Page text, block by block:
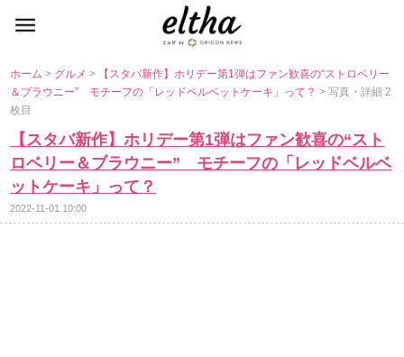
ホーム> グルメ>
【スタバ新作】ホリデー第1弾はファン歓喜の“ストロベリー
＆ブラウニー” モチーフの「レッドベルベットケーキ」って？> 写真・詳細 2
枚目
【スタバ新作】ホリデー第1弾はファン歓喜の“スト
ロベリー＆ブラウニー” モチーフの「レッドベルベ
ットケーキ」って？
2022-11-01 10:00